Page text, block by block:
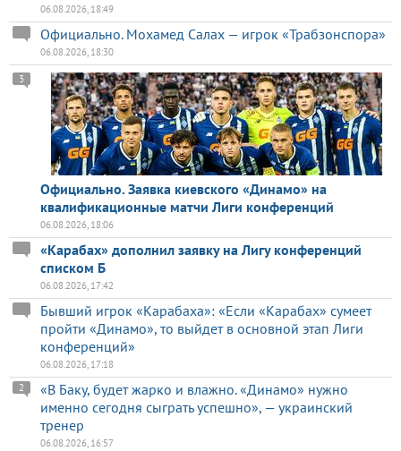
06.08.2026, 18:49
Официально. Мохамед Салах — игрок «Трабзонспора»
06.08.2026, 18:30
Официально. Заявка киевского «Динамо» на
квалификационные матчи Лиги конференций
3
06.08.2026, 18:06
«Карабах» дополнил заявку на Лигу конференций
списком Б
06.08.2026, 17:42
Бывший игрок «Карабаха»: «Если «Карабах» сумеет
пройти «Динамо», то выйдет в основной этап Лиги
конференций»
06.08.2026, 17:18
«В Баку, будет жарко и влажно. «Динамо» нужно
именно сегодня сыграть успешно», — украинский
тренер
2
06.08.2026, 16:57